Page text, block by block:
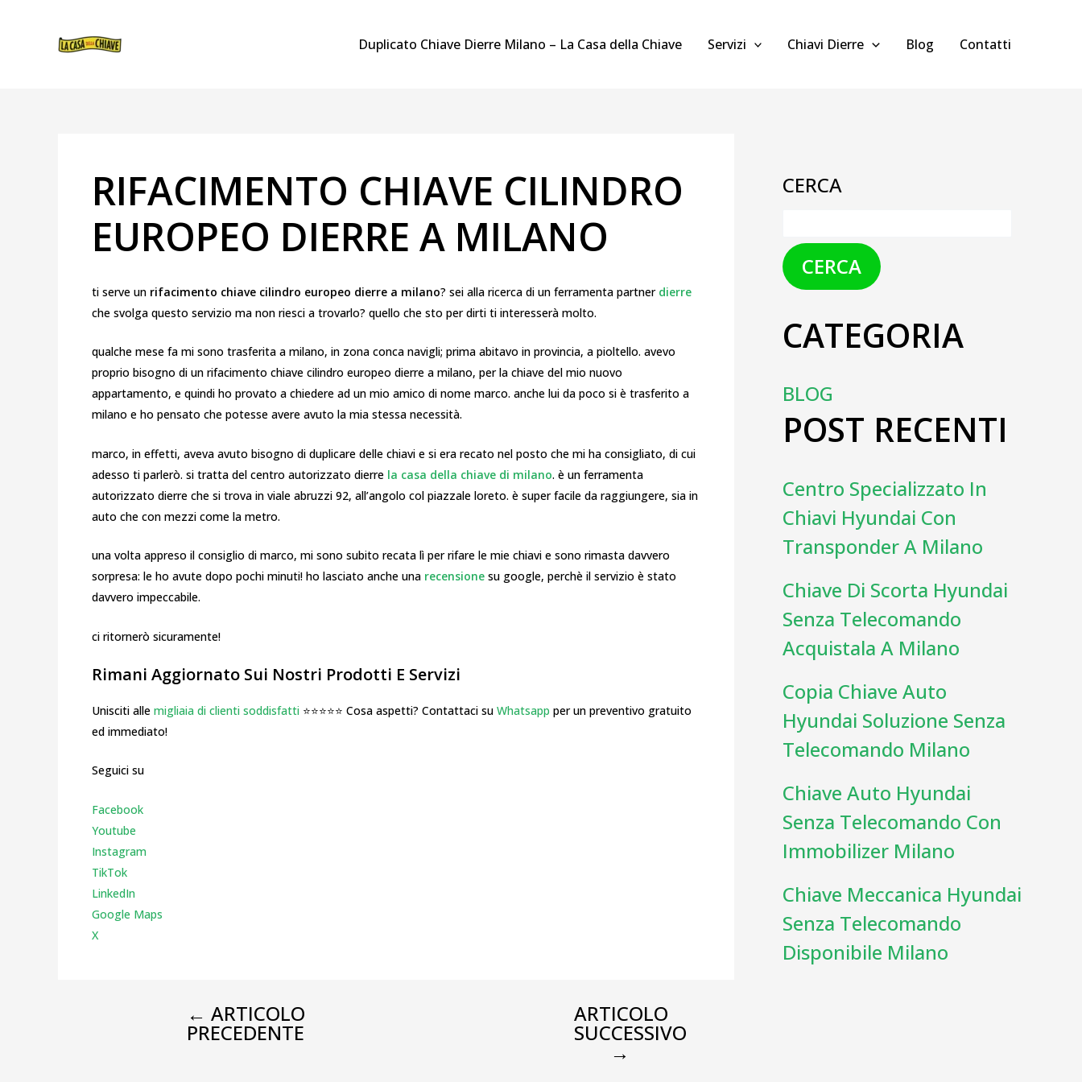
CONTENUTO
Duplicato Chiave Dierre Milano – La Casa della Chiave Servizi Chiavi Dierre Blog Contatti
RIFACIMENTO CHIAVE CILINDRO
EUROPEO DIERRE A MILANO
ti serve un rifacimento chiave cilindro europeo dierre a milano? sei alla ricerca di un ferramenta partner dierre
che svolga questo servizio ma non riesci a trovarlo? quello che sto per dirti ti interesserà molto.
qualche mese fa mi sono trasferita a milano, in zona conca navigli; prima abitavo in provincia, a pioltello. avevo
proprio bisogno di un rifacimento chiave cilindro europeo dierre a milano, per la chiave del mio nuovo
appartamento, e quindi ho provato a chiedere ad un mio amico di nome marco. anche lui da poco si è trasferito a
milano e ho pensato che potesse avere avuto la mia stessa necessità.
marco, in effetti, aveva avuto bisogno di duplicare delle chiavi e si era recato nel posto che mi ha consigliato, di cui
adesso ti parlerò. si tratta del centro autorizzato dierre la casa della chiave di milano. è un ferramenta
autorizzato dierre che si trova in viale abruzzi 92, all’angolo col piazzale loreto. è super facile da raggiungere, sia in
auto che con mezzi come la metro.
una volta appreso il consiglio di marco, mi sono subito recata lì per rifare le mie chiavi e sono rimasta davvero
sorpresa: le ho avute dopo pochi minuti! ho lasciato anche una recensione su google, perchè il servizio è stato
davvero impeccabile.
ci ritornerò sicuramente!
Rimani Aggiornato Sui Nostri Prodotti E Servizi
Unisciti alle migliaia di clienti soddisfatti ⭐⭐⭐⭐⭐ Cosa aspetti? Contattaci su Whatsapp per un preventivo gratuito
ed immediato!
Seguici su
Facebook
Youtube
Instagram
TikTok
LinkedIn
Google Maps
X
← ARTICOLO
PRECEDENTE
ARTICOLO
SUCCESSIVO
→
CERCA
CERCA
CATEGORIA
BLOG
POST RECENTI
Centro Specializzato In
Chiavi Hyundai Con
Transponder A Milano
Chiave Di Scorta Hyundai
Senza Telecomando
Acquistala A Milano
Copia Chiave Auto
Hyundai Soluzione Senza
Telecomando Milano
Chiave Auto Hyundai
Senza Telecomando Con
Immobilizer Milano
Chiave Meccanica Hyundai
Senza Telecomando
Disponibile Milano